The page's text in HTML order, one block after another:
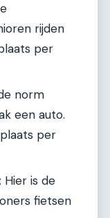
rijden
per
norm
een auto.
per
: Hier is de
fietsen